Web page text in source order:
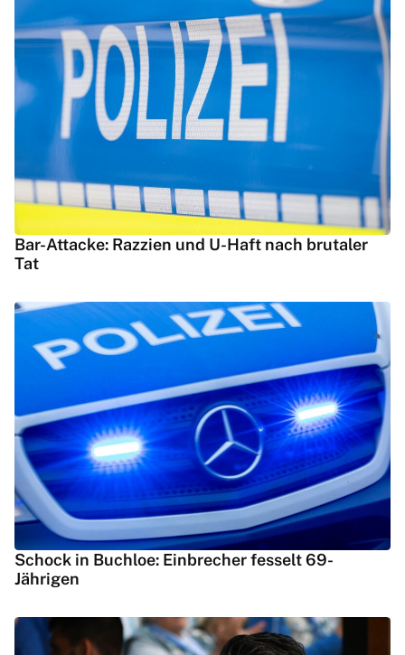
Bar-Attacke: Razzien und U-Haft nach brutaler
Tat
Schock in Buchloe: Einbrecher fesselt 69-
Jährigen